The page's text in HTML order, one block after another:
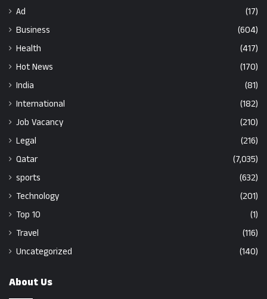
Ad
(17)
Business
(604)
Health
(417)
Hot News
(170)
India
(81)
International
(182)
Job Vacancy
(210)
Legal
(216)
Qatar
(7,035)
sports
(632)
Technology
(201)
Top 10
(1)
Travel
(116)
Uncategorized
(140)
About Us